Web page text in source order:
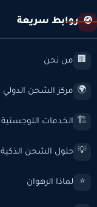
🧭 روابط سريعة
🏢 من نحن
🌍 مركز الشحن الدولي
🏗️ الخدمات اللوجستية
💡 حلول الشحن الذكية
⭐ لماذا الرهوان